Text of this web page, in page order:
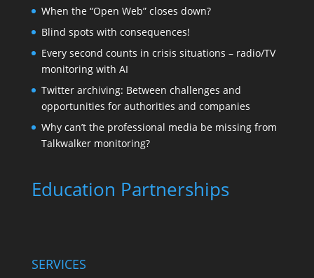
When the “Open Web” closes down?
Blind spots with consequences!
Every second counts in crisis situations – radio/TV
monitoring with AI
Twitter archiving: Between challenges and
opportunities for authorities and companies
Why can’t the professional media be missing from
Talkwalker monitoring?
Education Partnerships
SERVICES